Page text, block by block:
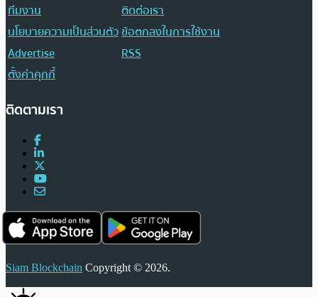
ทีมงาน
ติดต่อเรา
นโยบายความเป็นส่วนตัวข้อตกลงในการใช้งาน
Advertise
RSS
ตั้งค่าคุกกี้
ติดตามเรา
Siam Blockchain Copyright © 2026.